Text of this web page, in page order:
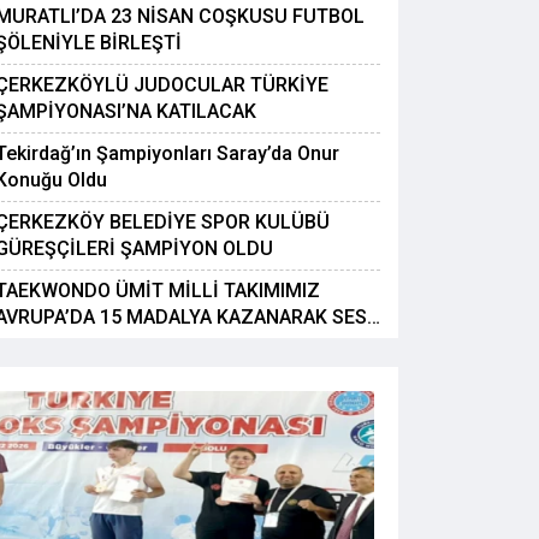
MİLLİ
AVRUPA 3.'SÜ OLDU
23 NİSAN COŞKUSU FUTBOL
BİRLEŞTİ
JUDOCULAR TÜRKİYE
KATILACAK
Şampiyonları Saray’da Onur
Oldu
BELEDİYE SPOR KULÜBÜ
ŞAMPİYON OLDU
ÜMİT MİLLİ TAKIMIMIZ
15 MADALYA KAZANARAK SES